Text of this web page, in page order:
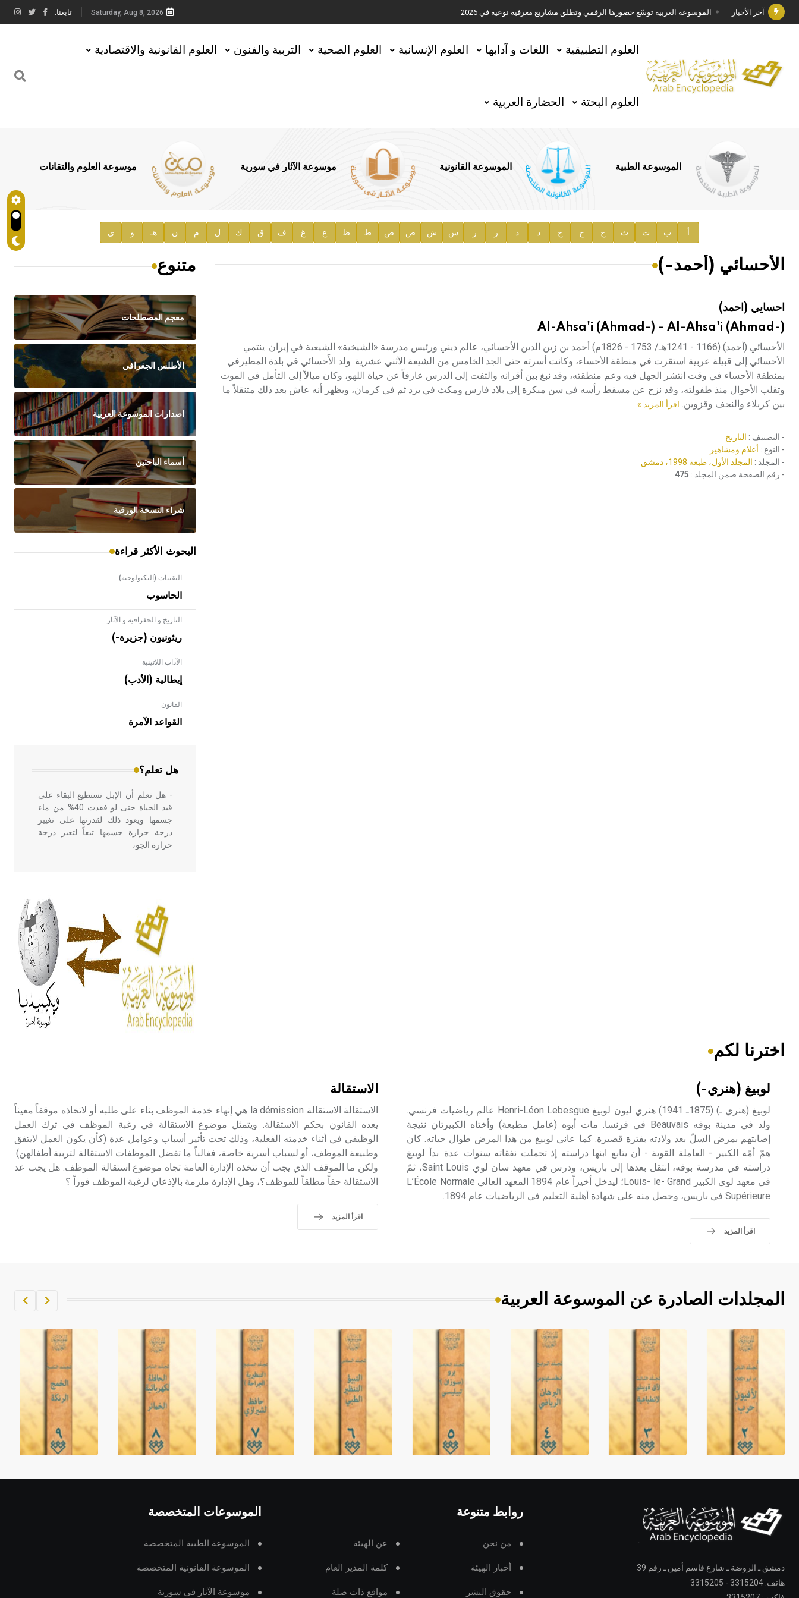
آخر الأخبار الموسوعة العربية توسّع حضورها الرقمي وتطلق مشاريع معرفية نوعية في 2026
جائزة مجمع الملك سلمان العالمي للغة العربية 2025
الأستاذ إياد خالد الطباع مدير عام لهيئة الموسوعة العربية
السيد محمد ياسين صالح وزيرا للثقافة
توصيات مجلس الإدارة
صدور المجلد السابع من موسوعة الآثار في سورية
إعلان..
هيئة الموسوعة العربية تطلق موسوعات جديدة في عام 2026
Saturday, Aug 8, 2026 تابعنا:
العلوم التطبيقية اللغات و آدابها العلوم الإنسانية العلوم الصحية التربية والفنون العلوم القانونية والاقتصادية
العلوم البحتة الحضارة العربية
الموسوعة الطبية الموسوعة القانونية موسوعة الآثار في سورية موسوعة العلوم والتقانات
أ ب ت ث ج ح خ د ذ ر ز س ش ص ض ط ظ ع غ ف ق ك ل م ن هـ و ي
الأحسائي (أحمد-)
احسايي (احمد)
Al-Ahsa'i (Ahmad-) - Al-Ahsa'i (Ahmad-)
الأحسائي (أحمد) (1166 - 1241هـ/ 1753 - 1826م) أحمد بن زين الدين الأحسائي، عالم ديني ورئيس مدرسة «الشيخية» الشيعية في إيران. ينتمي
الأحسائي إلى قبيلة عربية استقرت في منطقة الأحساء، وكانت أسرته حتى الجد الخامس من الشيعة الأثني عشرية. ولد الأَحسائي في بلدة المطيرفي
بمنطقة الأحساء في وقت انتشر الجهل فيه وعم منطقته، وقد نبغ بين أقرانه والتفت إلى الدرس عازفاً عن حياة اللهو، وكان ميالاً إلى التأمل في الموت
وتقلب الأحوال منذ طفولته، وقد نزح عن مسقط رأسه في سن مبكرة إلى بلاد فارس ومكث في يزد ثم في كرمان، ويظهر أنه عاش بعد ذلك متنقلاً ما
بين كربلاء والنجف وقزوين. اقرأ المزيد »
- التصنيف : التاريخ
- النوع : أعلام ومشاهير
- المجلد : المجلد الأول، طبعة 1998، دمشق
- رقم الصفحة ضمن المجلد : 475
متنوع
معجم المصطلحات
الأطلس الجغرافي
اصدارات الموسوعة العربية
أسماء الباحثين
شراء النسخة الورقية
البحوث الأكثر قراءة
التقنيات (التكنولوجية)
الحاسوب
التاريخ و الجغرافية و الآثار
ريئونيون (جزيرة-)
الآداب اللاتينية
إيطالية (الأدب)
القانون
القواعد الآمرة
هل تعلم؟
- هل تعلم أن الأبلق نوع من الفنون
الهندسية التي ارتبطت بالعمارة الإسلامية
في بلاد الشام ومصر خاصة، حيث يحرص
- هل تعلم أن الإبل تستطيع البقاء على
قيد الحياة حتى لو فقدت 40% من ماء
جسمها ويعود ذلك لقدرتها على تغيير
درجة حرارة جسمها تبعاً لتغير درجة
حرارة الجو،
أربعة مؤلفات هي: الحكم، الأدلة، تنظيم
التغذية، ورسالته في جروح الرأس.
ويعود له الفضل بأنه حرر الطب من
الدين والفلسفة.
- هل تعلم أن المرجان إفراز حيواني
يتكون في البحر ويتركب من مادة
كربونات الكلسيوم، وهو أحمر أو شديد
الحمرة وهو أجود أنواعه، ويمتاز بكبر
الحجم ويسمى الش
الإنكليزية أب
- هل تعلم أن أبجر Abgar اسم معروف
جيداً يعود إلى عدد من الملوك الذين
حكموا مدينة إديسا (الرها) من أبجر الأول
وحتى التاسع، وهم ينتسبون إلى أسرة
اخترنا لكم
لوبيغ (هنري-)
لوبيغ (هنري ـ) (1875ـ 1941) هنري ليون لوبيغ Henri-Léon Lebesgue عالم رياضيات فرنسي.
ولد في مدينة بوفه Beauvais في فرنسا. مات أبوه (عامل مطبعة) وأختاه الكبيرتان نتيجة
إصابتهم بمرض السلّ بعد ولادته بفترة قصيرة. كما عانى لوبيغ من هذا المرض طوال حياته. كان
همّ أمّه الكبير - العاملة القوية - أن يتابع ابنها دراسته إذ تحملت نفقاته سنوات عدة. بدأ لوبيغ
دراسته في مدرسة بوفه، انتقل بعدها إلى باريس، ودرس في معهد سان لوي Saint Louis، ثمّ
في معهد لوي الكبير Louis- le- Grand؛ ليدخل أخيراً عام 1894 المعهد العالي L’École Normale
Supérieure في باريس، وحصل منه على شهادة أهلية التعليم في الرياضيات عام 1894.
اقرأ المزيد
الاستقالة
الاستقالة الاستقالة la démission هي إنهاء خدمة الموظف بناء على طلبه أو لاتخاذه موقفاً معيناً
يعده القانون بحكم الاستقالة. ويتمثل موضوع الاستقالة في رغبة الموظف في ترك العمل
الوظيفي في أثناء خدمته الفعلية، وذلك تحت تأثير أسباب وعوامل عدة (كأن يكون العمل لايتفق
وطبيعة الموظف، أو لسباب أسرية خاصة، فغالباً ما تفضل الموظفات الاستقالة لتربية أطفالهن).
ولكن ما الموقف الذي يجب أن تتخذه الإدارة العامة تجاه موضوع استقالة الموظف. هل يجب عد
الاستقالة حقاً مطلقاً للموظف؟، وهل الإدارة ملزمة بالإذعان لرغبة الموظف فوراً ؟
اقرأ المزيد
المجلدات الصادرة عن الموسوعة العربية
دمشق ـ الروضة ـ شارع قاسم أمين ـ رقم 39
هاتف: 3315204 - 3315205
روابط متنوعة
من نحن عن الهيئة
أخبار الهيئة كلمة المدير العام
حقوق النشر مواقع ذات صلة
الموسوعات المتخصصة
الموسوعة الطبية المتخصصة
الموسوعة القانونية المتخصصة
موسوعة الآثار في سورية